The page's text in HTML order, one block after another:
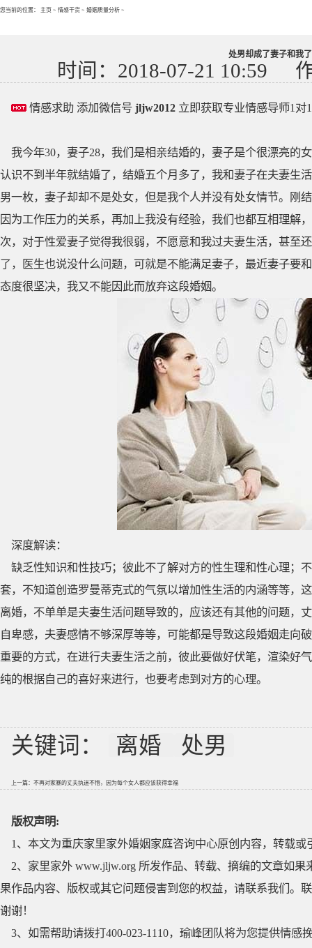
您当前的位置： 主页 > 情感干货 > 婚姻质量分析 >
处男却成了妻子和我
时间：2018-07-21 10:59
情感求助 添加微信号 jljw2012 立即获取专业情感导师1对
我今年30，妻子28，我们是相亲结婚的，妻子是个很漂亮的
认识不到半年就结婚了，结婚五个月多了，我和妻子在夫妻生
男一枚，妻子却却不是处女，但是我个人并没有处女情节。刚
因为工作压力的关系，再加上我没有经验，我们也都互相理解
次，对于性爱妻子觉得我很弱，不愿意和我过夫妻生活，甚至
了，医生也说没什么问题，可就是不能满足妻子，最近妻子要
态度很坚决，我又不能因此而放弃这段婚姻。
深度解读：
缺乏性知识和性技巧；彼此不了解对方的性生理和性心理；
套，不知道创造罗曼蒂克式的气氛以增加性生活的内涵等等，
离婚，不单单是夫妻生活问题导致的，应该还有其他的问题，
自卑感，夫妻感情不够深厚等等，可能都是导致这段婚姻走向
重要的方式，在进行夫妻生活之前，彼此要做好伏笔，渲染好
纯的根据自己的喜好来进行，也要考虑到对方的心理。
关键词： 离婚 处男
上一篇： 不再对家暴的丈夫执迷不悟，因为每个女人都应该获得幸福
版权声明:
1、本文为重庆家里家外婚姻家庭咨询中心原创内容，转载
2、家里家外 www.jljw.org 所发作品、转载、摘编的文章如
果作品内容、版权或其它问题侵害到您的权益，请联系我们。
谢谢！
3、如需帮助请拨打400-023-1110，瑜峰团队将为您提供情